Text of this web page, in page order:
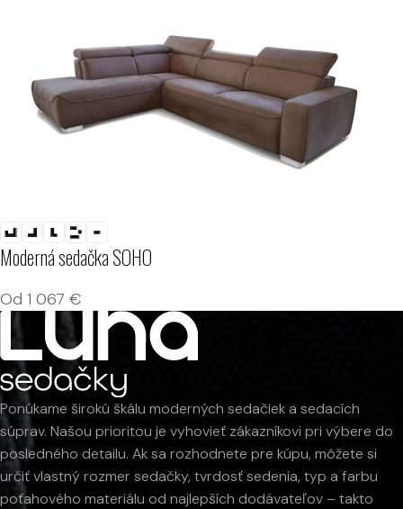
Moderná sedačka SOHO
Od 1 067 €
Ponúkame širokú škálu moderných sedačiek a sedacích
súprav. Našou prioritou je vyhovieť zákazníkovi pri výbere do
posledného detailu. Ak sa rozhodnete pre kúpu, môžete si
určiť vlastný rozmer sedačky, tvrdosť sedenia, typ a farbu
poťahového materiálu od najlepších dodávateľov – takto